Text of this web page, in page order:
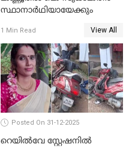
സ്ഥാനാർഥിയായേക്കും
1 Min Read View All
Posted On 31-12-2025
റെയിൽവേ സ്റ്റേഷനിൽ